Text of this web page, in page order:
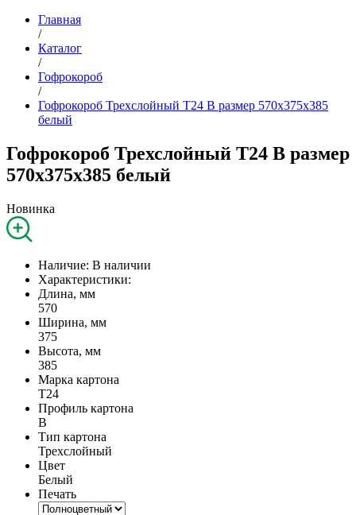
Главная
/
Каталог
/
Гофрокороб
/
Гофрокороб Трехслойный Т24 B размер 570x375x385
белый
Гофрокороб Трехслойный Т24 B размер
570x375x385 белый
Новинка
Наличие: В наличии
Характеристики:
Длина, мм
570
Ширина, мм
375
Высота, мм
385
Марка картона
Т24
Профиль картона
B
Тип картона
Трехслойный
Цвет
Белый
Печать